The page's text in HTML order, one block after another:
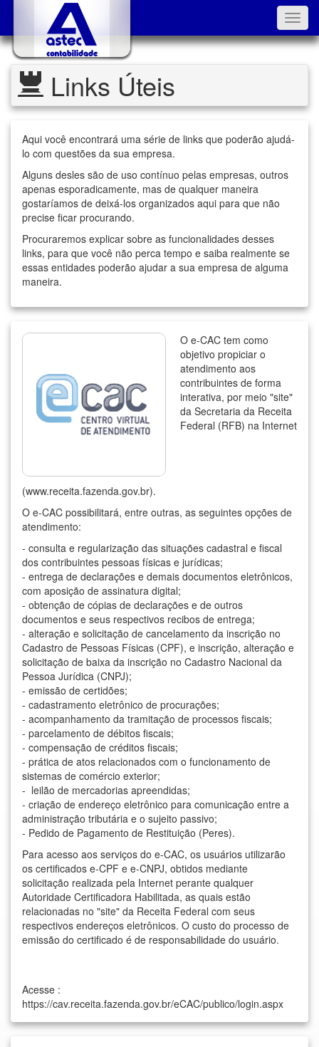
Links Úteis
Aqui você encontrará uma série de links que poderão ajudá-
lo com questões da sua empresa.
Alguns desles são de uso contínuo pelas empresas, outros
apenas esporadicamente, mas de qualquer maneira
gostaríamos de deixá-los organizados aqui para que não
precise ficar procurando.
Procuraremos explicar sobre as funcionalidades desses
links, para que você não perca tempo e saiba realmente se
essas entidades poderão ajudar a sua empresa de alguma
maneira.
O e-CAC tem como
objetivo propiciar o
atendimento aos
contribuintes de forma
interativa, por meio "site"
da Secretaria da Receita
Federal (RFB) na Internet
(www.receita.fazenda.gov.br).
O e-CAC possibilitará, entre outras, as seguintes opções de
atendimento:
- consulta e regularização das situações cadastral e fiscal
dos contribuintes pessoas físicas e jurídicas;
- entrega de declarações e demais documentos eletrônicos,
com aposição de assinatura digital;
- obtenção de cópias de declarações e de outros
documentos e seus respectivos recibos de entrega;
- alteração e solicitação de cancelamento da inscrição no
Cadastro de Pessoas Físicas (CPF), e inscrição, alteração e
solicitação de baixa da inscrição no Cadastro Nacional da
Pessoa Jurídica (CNPJ);
- emissão de certidões;
- cadastramento eletrônico de procurações;
- acompanhamento da tramitação de processos fiscais;
- parcelamento de débitos fiscais;
- compensação de créditos fiscais;
- prática de atos relacionados com o funcionamento de
sistemas de comércio exterior;
- leilão de mercadorias apreendidas;
- criação de endereço eletrônico para comunicação entre a
administração tributária e o sujeito passivo;
- Pedido de Pagamento de Restituição (Peres).
Para acesso aos serviços do e-CAC, os usuários utilizarão
os certificados e-CPF e e-CNPJ, obtidos mediante
solicitação realizada pela Internet perante qualquer
Autoridade Certificadora Habilitada, as quais estão
relacionadas no "site" da Receita Federal com seus
respectivos endereços eletrônicos. O custo do processo de
emissão do certificado é de responsabilidade do usuário.
Acesse :
https://cav.receita.fazenda.gov.br/eCAC/publico/login.aspx